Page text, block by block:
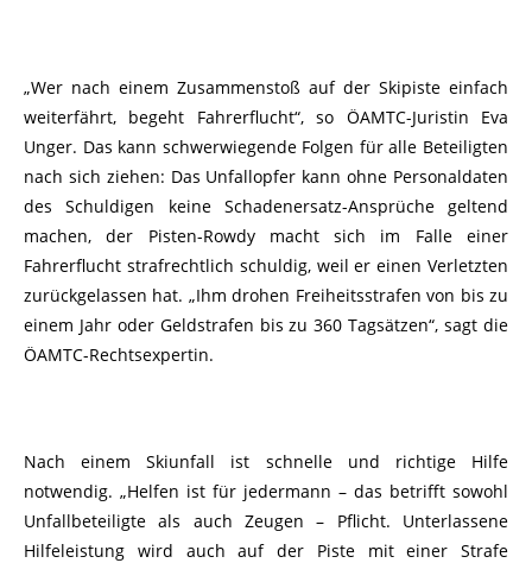
„Wer nach einem Zusammenstoß auf der Skipiste einfach
weiterfährt, begeht Fahrerflucht“, so ÖAMTC-Juristin Eva
Unger. Das kann schwerwiegende Folgen für alle Beteiligten
nach sich ziehen: Das Unfallopfer kann ohne Personaldaten
des Schuldigen keine Schadenersatz-Ansprüche geltend
machen, der Pisten-Rowdy macht sich im Falle einer
Fahrerflucht strafrechtlich schuldig, weil er einen Verletzten
zurückgelassen hat. „Ihm drohen Freiheitsstrafen von bis zu
einem Jahr oder Geldstrafen bis zu 360 Tagsätzen“, sagt die
ÖAMTC-Rechtsexpertin.
Nach einem Skiunfall ist schnelle und richtige Hilfe
notwendig. „Helfen ist für jedermann – das betrifft sowohl
Unfallbeteiligte als auch Zeugen – Pflicht. Unterlassene
Hilfeleistung wird auch auf der Piste mit einer Strafe